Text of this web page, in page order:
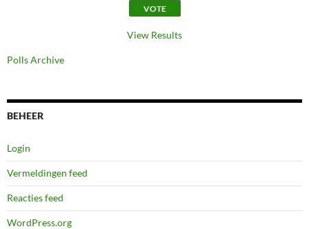
View Results
Polls Archive
BEHEER
Login
Vermeldingen feed
Reacties feed
WordPress.org